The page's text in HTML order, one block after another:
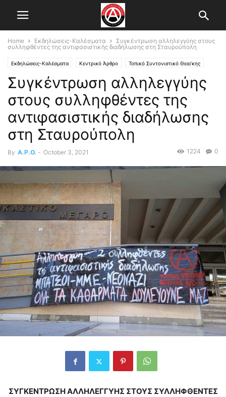
Home Εκδηλώσεις-Καλέσματα
Συγκέντρωση αλληλεγγύης στους
συλληφθέντες της αντιφασιστικής διαδήλωσης στη Σταυρούπολη
Εκδηλώσεις-Καλέσματα Κεντρικό Άρθρο Τοπικό Συντονιστικό Θεσ/κης
Συγκέντρωση αλληλεγγύης
στους συλληφθέντες της
αντιφασιστικής διαδήλωσης
στη Σταυρούπολη
By A.P.O. - October 3, 2021 0
1224
ΣΥΓΚΕΝΤΡΩΣΗ ΑΛΛΗΛΕΓΓΥΗΣ ΣΤΟΥΣ ΣΥΛΛΗΦΘΕΝΤΕΣ